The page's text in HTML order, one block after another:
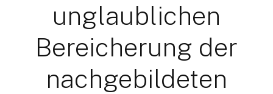
unglaublichen
Bereicherung der
nachgebildeten